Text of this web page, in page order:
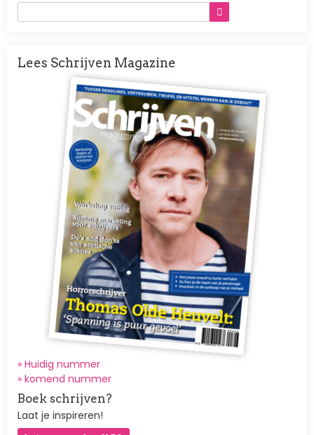
Lees Schrijven Magazine
Afbeelding
» Huidig nummer
» komend nummer
Boek schrijven?
Laat je inspireren!